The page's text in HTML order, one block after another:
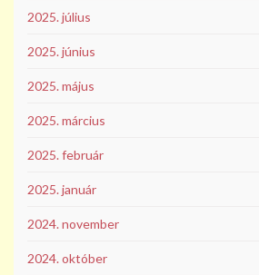
2025. július
2025. június
2025. május
2025. március
2025. február
2025. január
2024. november
2024. október